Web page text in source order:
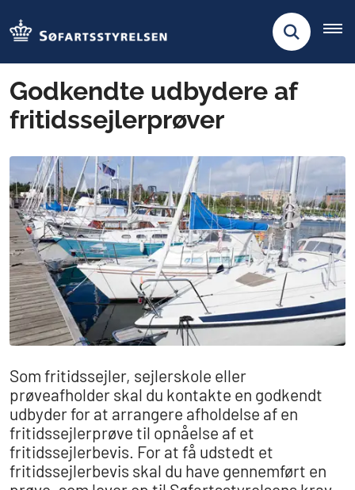
Godkendte udbydere af
fritidssejlerprøver
Som fritidssejler, sejlerskole eller
prøveafholder skal du kontakte en godkendt
udbyder for at arrangere afholdelse af en
fritidssejlerprøve til opnåelse af et
fritidssejlerbevis. For at få udstedt et
fritidssejlerbevis skal du have gennemført en